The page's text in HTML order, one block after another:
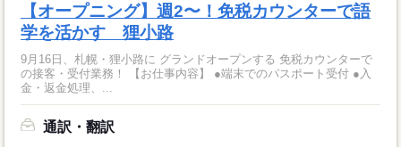
【オープニング】週2〜！免税カウンターで語
学を活かす 狸小路
9月16日、札幌・狸小路に グランドオープンする 免税カウンターで
の接客・受付業務！ 【お仕事内容】 ●端末でのパスポート受付 ●入
金・返金処理、...
通訳・翻訳